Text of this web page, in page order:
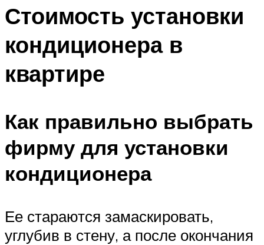
Стоимость установки
кондиционера в
квартире
Как правильно выбрать
фирму для установки
кондиционера
Ее стараются замаскировать,
углубив в стену, а после окончания